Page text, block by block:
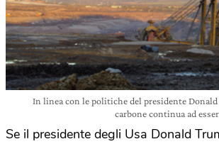
In linea con le politiche del presidente
carbone continua ad
Se il presidente degli Usa Donald